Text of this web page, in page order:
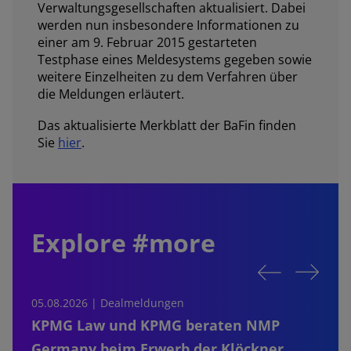
Verwaltungsgesellschaften aktualisiert. Dabei
werden nun insbesondere Informationen zu
einer am 9. Februar 2015 gestarteten
Testphase eines Meldesystems gegeben sowie
weitere Einzelheiten zu dem Verfahren über
die Meldungen erläutert.
Das aktualisierte Merkblatt der BaFin finden
Sie hier.
Explore #more
05.08.2026 | Dealmeldungen
KPMG Law und KPMG beraten NMP